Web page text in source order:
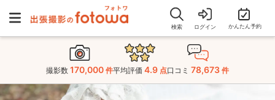
検索 ログイン かんたん予約
撮影数 170,000 件平均評価 4.9 点口コミ 78,673 件